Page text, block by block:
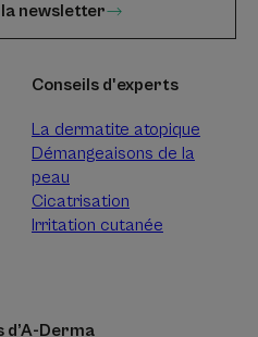
newsletter
Conseils d'experts
La dermatite atopique
Démangeaisons de la
peau
Cicatrisation
Irritation cutanée
d’A-Derma